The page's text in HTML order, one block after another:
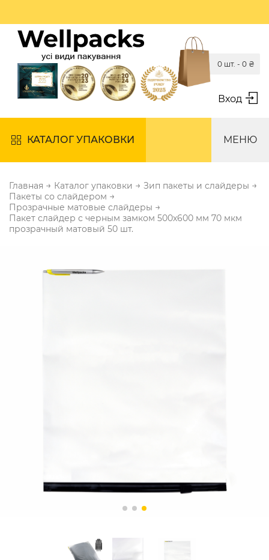
Вход
0 шт. - 0 ₴
КАТАЛОГ УПАКОВКИ МЕНЮ
Главная → Каталог упаковки → Зип пакеты и слайдеры →
Пакеты со слайдером →
Прозрачные матовые слайдеры →
Пакет слайдер с черным замком 500х600 мм 70 мкм
прозрачный матовый 50 шт.